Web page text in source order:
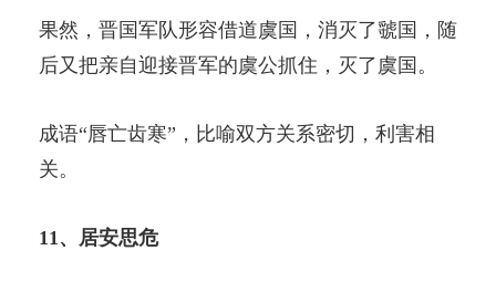
果然，晋国军队形容借道虞国，消灭了虢国，随
后又把亲自迎接晋军的虞公抓住，灭了虞国。
成语“唇亡齿寒”，比喻双方关系密切，利害相
关。
11、居安思危